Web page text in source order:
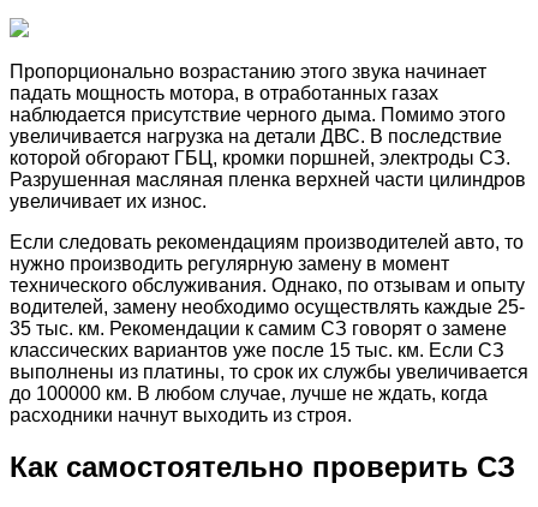
Пропорционально возрастанию этого звука начинает
падать мощность мотора, в отработанных газах
наблюдается присутствие черного дыма. Помимо этого
увеличивается нагрузка на детали ДВС. В последствие
которой обгорают ГБЦ, кромки поршней, электроды СЗ.
Разрушенная масляная пленка верхней части цилиндров
увеличивает их износ.
Если следовать рекомендациям производителей авто, то
нужно производить регулярную замену в момент
технического обслуживания. Однако, по отзывам и опыту
водителей, замену необходимо осуществлять каждые 25-
35 тыс. км. Рекомендации к самим СЗ говорят о замене
классических вариантов уже после 15 тыс. км. Если СЗ
выполнены из платины, то срок их службы увеличивается
до 100000 км. В любом случае, лучше не ждать, когда
расходники начнут выходить из строя.
Как самостоятельно проверить СЗ